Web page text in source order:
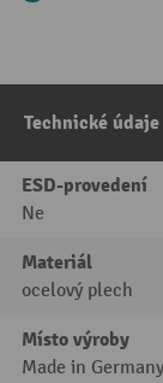
Technické údaje
ESD-provedení
Ne
Materiál
ocelový plech
Místo výroby
Made in Germany